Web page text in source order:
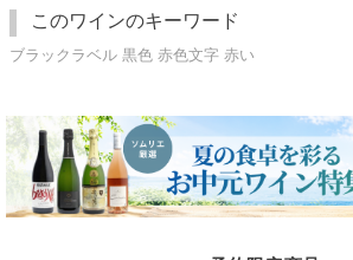
このワインのキーワード
ブラックラベル 黒色 赤色文字 赤い